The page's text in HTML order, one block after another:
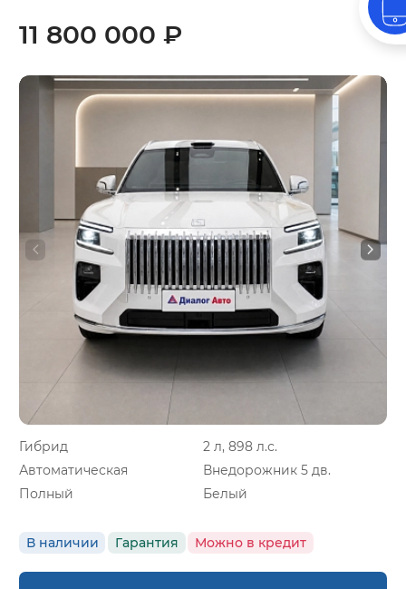
Гибрид
2 л, 898 л.с.
Автоматическая
Внедорожник 5 дв.
Полный
Белый
В наличии Гарантия Можно в кредит
11 800 000 ₽